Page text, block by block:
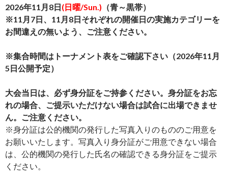
2026年11月8日(日曜/Sun.) （青～黒帯）
※11月7日、11月8日それぞれの開催日の実施カテゴリーを
お間違えの無いよう、ご注意ください。
※集合時間はトーナメント表をご確認下さい（2026年11月
5日公開予定）
大会当日は、必ず身分証をご持参ください。身分証をお忘
れの場合、ご提示いただけない場合は試合に出場できませ
ん。ご注意ください。
※身分証は公的機関の発行した写真入りのもののご用意を
お願いいたします。写真入り身分証がご用意できない場合
は、公的機関の発行した氏名の確認できる身分証をご提示
ください。